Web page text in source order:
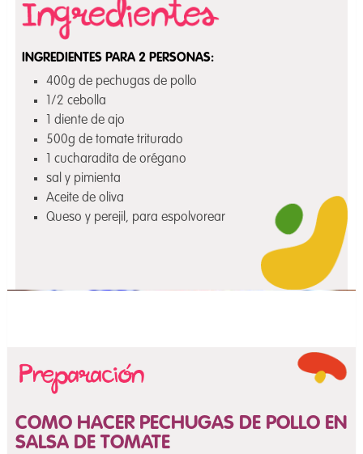
INGREDIENTES PARA 2 PERSONAS:
400g de pechugas de pollo
1/2 cebolla
1 diente de ajo
500g de tomate triturado
1 cucharadita de orégano
sal y pimienta
Aceite de oliva
Queso y perejil, para espolvorear
COMO HACER PECHUGAS DE POLLO EN
SALSA DE TOMATE